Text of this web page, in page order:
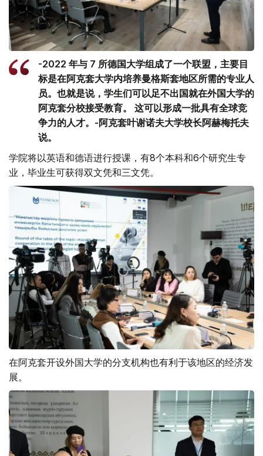
-2022 年与 7 所德国大学组成了一个联盟，主要目
标是在阿克套大学内培养曼格斯套地区所需的专业人
员。也就是说，学生们可以足不出国就在外国大学的
阿克套分校接受教育。 这可以形成一批具有全球竞
争力的人才。-阿克套叶谢诺夫大学校长阿赫梅托夫
说。
学院将以英语和德语进行授课，有8个本科和6个研究生专
业，毕业生可获得双文凭和三文凭。
在阿克套开设外国大学的分支机构也有利于该地区的经济发
展。